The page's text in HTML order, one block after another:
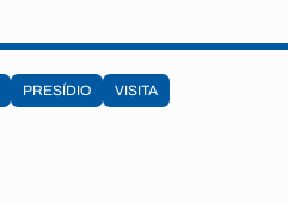
PRESÍDIO VISITA